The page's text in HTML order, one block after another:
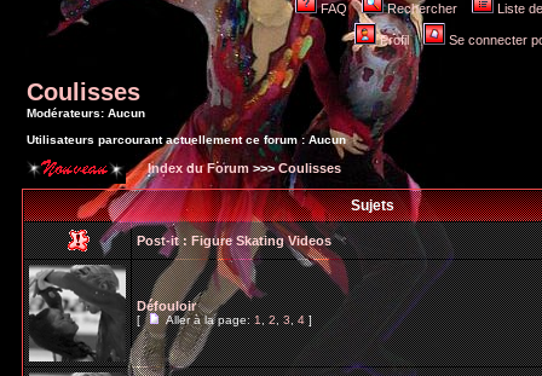
FAQ Rechercher Liste
Profil Se connecter
Coulisses
Modérateurs: Aucun
Utilisateurs parcourant actuellement ce forum : Aucun
Index du Forum >>>Coulisses
Sujets
Post-it : Figure Skating Videos
Défouloir
[ Aller à la page:1,2,3,4]